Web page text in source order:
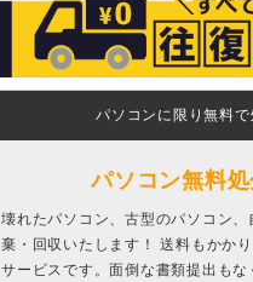
パソコンに限り無料
パソコン無料
壊れたパソコン、古型のパソコン
棄・回収いたします！ 送料もかか
サービスです。面倒な書類提出も